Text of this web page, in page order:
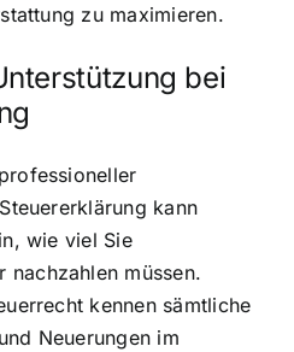
zu maximieren.
bei
kann
wie viel Sie
nachzahlen müssen.
kennen sämtliche
Neuerungen im